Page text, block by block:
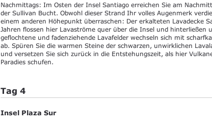
Nachmittags: Im Osten der Insel Santiago erreichen Sie am
der Sullivan Bucht. Obwohl dieser Strand Ihr volles Augenmerk
einem anderen Höhepunkt überraschen: Der erkalteten Lavadecke
Jahren flossen hier Lavaströme quer über die Insel und hinterließen
geflochtene und fadenziehende Lavafelder wechseln sich mit
ab. Spüren Sie die warmen Steine der schwarzen, unwirklichen
und versetzen Sie sich zurück in die Entstehungszeit, als hier
Paradies schufen.
Tag 4
Insel Plaza Sur